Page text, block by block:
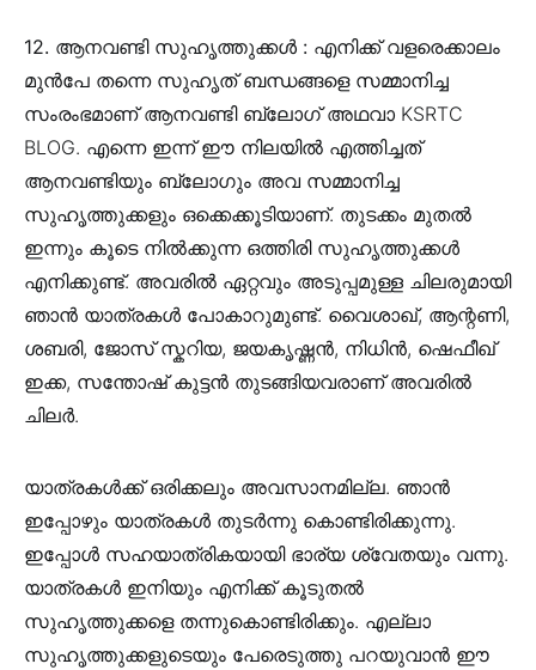
12. ആനവണ്ടി സുഹൃത്തുക്കൾ : എനിക്ക് വളരെക്കാലം
മുൻപേ തന്നെ സുഹൃത് ബന്ധങ്ങളെ സമ്മാനിച്ച
സംരംഭമാണ് ആനവണ്ടി ബ്ലോഗ് അഥവാ KSRTC
BLOG. എന്നെ ഇന്ന് ഈ നിലയിൽ എത്തിച്ചത്
ആനവണ്ടിയും ബ്ലോഗും അവ സമ്മാനിച്ച
സുഹൃത്തുക്കളും ഒക്കെക്കൂടിയാണ്. തുടക്കം മുതൽ
ഇന്നും കൂടെ നിൽക്കുന്ന ഒത്തിരി സുഹൃത്തുക്കൾ
എനിക്കുണ്ട്. അവരിൽ ഏറ്റവും അടുപ്പമുള്ള ചിലരുമായി
ഞാൻ യാത്രകൾ പോകാറുമുണ്ട്. വൈശാഖ്, ആന്റണി,
ശബരി, ജോസ് സ്കറിയ, ജയകൃഷ്ണൻ, നിധിൻ, ഷെഫീഖ്
ഇക്ക, സന്തോഷ് കുട്ടൻ തുടങ്ങിയവരാണ് അവരിൽ
ചിലർ.
യാത്രകൾക്ക് ഒരിക്കലും അവസാനമില്ല. ഞാൻ
ഇപ്പോഴും യാത്രകൾ തുടർന്നു കൊണ്ടിരിക്കുന്നു.
ഇപ്പോൾ സഹയാത്രികയായി ഭാര്യ ശ്വേതയും വന്നു.
യാത്രകൾ ഇനിയും എനിക്ക് കൂടുതൽ
സുഹൃത്തുക്കളെ തന്നുകൊണ്ടിരിക്കും. എല്ലാ
സുഹൃത്തുക്കളുടെയും പേരെടുത്തു പറയുവാൻ ഈ